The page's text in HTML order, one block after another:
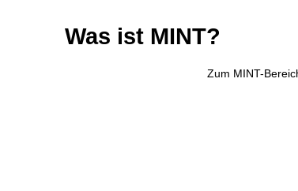
Was ist MINT?
Zum MINT-